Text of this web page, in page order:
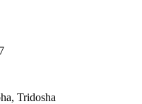
Tridosha